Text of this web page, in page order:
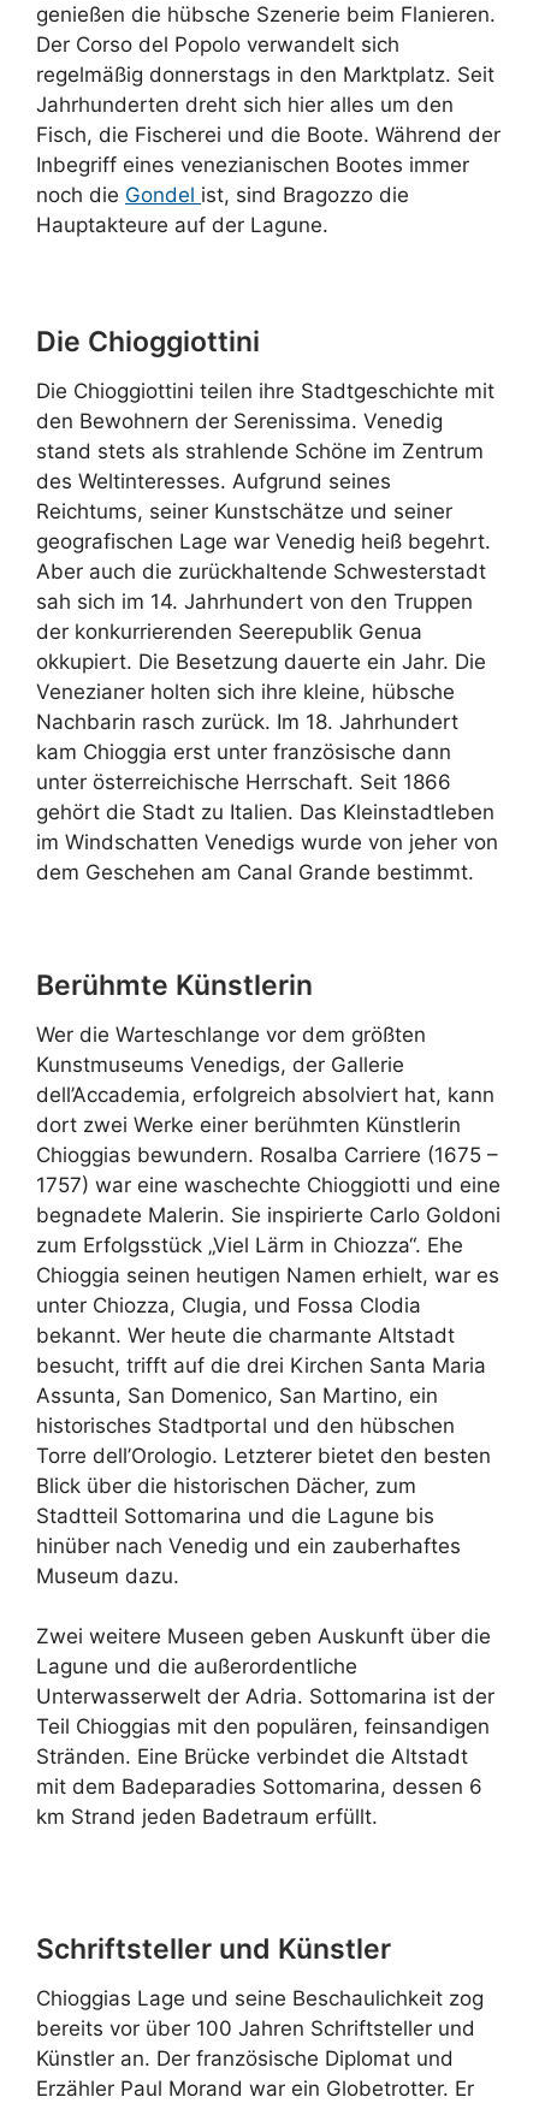
genießen die hübsche Szenerie beim Flanieren.
Der Corso del Popolo verwandelt sich
regelmäßig donnerstags in den Marktplatz. Seit
Jahrhunderten dreht sich hier alles um den
Fisch, die Fischerei und die Boote. Während der
Inbegriff eines venezianischen Bootes immer
noch die Gondel ist, sind Bragozzo die
Hauptakteure auf der Lagune.
Die Chioggiottini
Die Chioggiottini teilen ihre Stadtgeschichte mit
den Bewohnern der Serenissima. Venedig
stand stets als strahlende Schöne im Zentrum
des Weltinteresses. Aufgrund seines
Reichtums, seiner Kunstschätze und seiner
geografischen Lage war Venedig heiß begehrt.
Aber auch die zurückhaltende Schwesterstadt
sah sich im 14. Jahrhundert von den Truppen
der konkurrierenden Seerepublik Genua
okkupiert. Die Besetzung dauerte ein Jahr. Die
Venezianer holten sich ihre kleine, hübsche
Nachbarin rasch zurück. Im 18. Jahrhundert
kam Chioggia erst unter französische dann
unter österreichische Herrschaft. Seit 1866
gehört die Stadt zu Italien. Das Kleinstadtleben
im Windschatten Venedigs wurde von jeher von
dem Geschehen am Canal Grande bestimmt.
Berühmte Künstlerin
Wer die Warteschlange vor dem größten
Kunstmuseums Venedigs, der Gallerie
dell’Accademia, erfolgreich absolviert hat, kann
dort zwei Werke einer berühmten Künstlerin
Chioggias bewundern. Rosalba Carriere (1675 –
1757) war eine waschechte Chioggiotti und eine
begnadete Malerin. Sie inspirierte Carlo Goldoni
zum Erfolgsstück „Viel Lärm in Chiozza“. Ehe
Chioggia seinen heutigen Namen erhielt, war es
unter Chiozza, Clugia, und Fossa Clodia
bekannt. Wer heute die charmante Altstadt
besucht, trifft auf die drei Kirchen Santa Maria
Assunta, San Domenico, San Martino, ein
historisches Stadtportal und den hübschen
Torre dell’Orologio. Letzterer bietet den besten
Blick über die historischen Dächer, zum
Stadtteil Sottomarina und die Lagune bis
hinüber nach Venedig und ein zauberhaftes
Museum dazu.
Zwei weitere Museen geben Auskunft über die
Lagune und die außerordentliche
Unterwasserwelt der Adria. Sottomarina ist der
Teil Chioggias mit den populären, feinsandigen
Stränden. Eine Brücke verbindet die Altstadt
mit dem Badeparadies Sottomarina, dessen 6
km Strand jeden Badetraum erfüllt.
Schriftsteller und Künstler
Chioggias Lage und seine Beschaulichkeit zog
bereits vor über 100 Jahren Schriftsteller und
Künstler an. Der französische Diplomat und
Erzähler Paul Morand war ein Globetrotter. Er